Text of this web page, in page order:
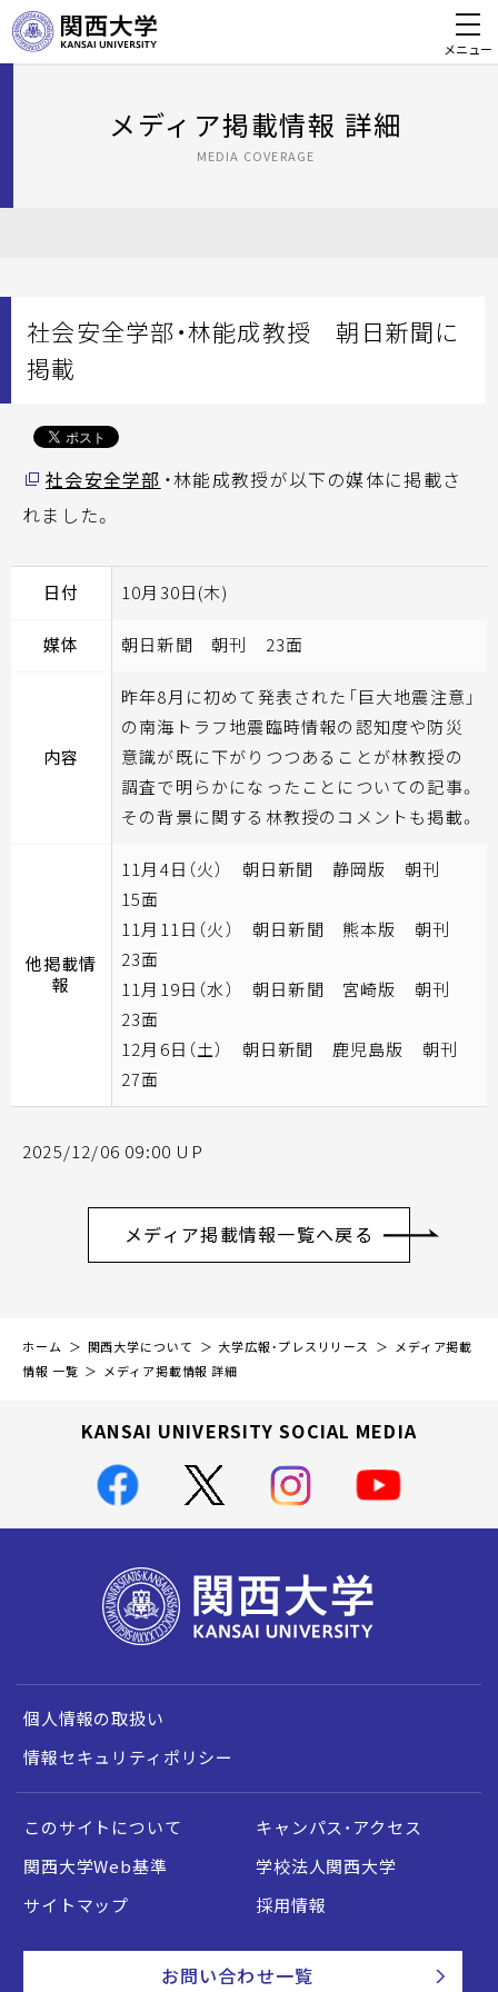
メニュー
メディア掲載情報 詳細
MEDIA COVERAGE
社会安全学部・林能成教授 朝日新聞に
掲載
社会安全学部 ・林能成教授が以下の媒体に掲載さ
れました。
日付 10月30日(木)
媒体 朝日新聞 朝刊 23面
内容
昨年8月に初めて発表された「巨大地震注意」
の南海トラフ地震臨時情報の認知度や防災
意識が既に下がりつつあることが林教授の
調査で明らかになったことについての記事。
その背景に関する林教授のコメントも掲載。
他掲載情
報
11月4日（火） 朝日新聞 静岡版 朝刊
15面
11月11日（火） 朝日新聞 熊本版 朝刊
23面
11月19日（水） 朝日新聞 宮崎版 朝刊
23面
12月6日（土） 朝日新聞 鹿児島版 朝刊
27面
2025/12/06 09:00 UP
メディア掲載情報一覧へ戻る
ホーム 関西大学について 大学広報・プレスリリース
メディア掲載
情報 一覧
メディア掲載情報 詳細
KANSAI UNIVERSITY SOCIAL MEDIA
個人情報の取扱い
情報セキュリティポリシー
このサイトについて
キャンパス・アクセス
関西大学Web基準
学校法人関西大学
サイトマップ
採用情報
お問い合わせ一覧